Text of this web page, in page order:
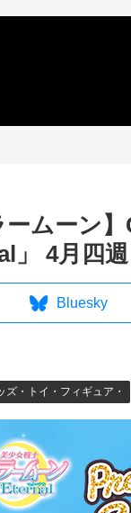
ームーン
」 4月四
Bluesky
ズ・トイ・フィギュア・